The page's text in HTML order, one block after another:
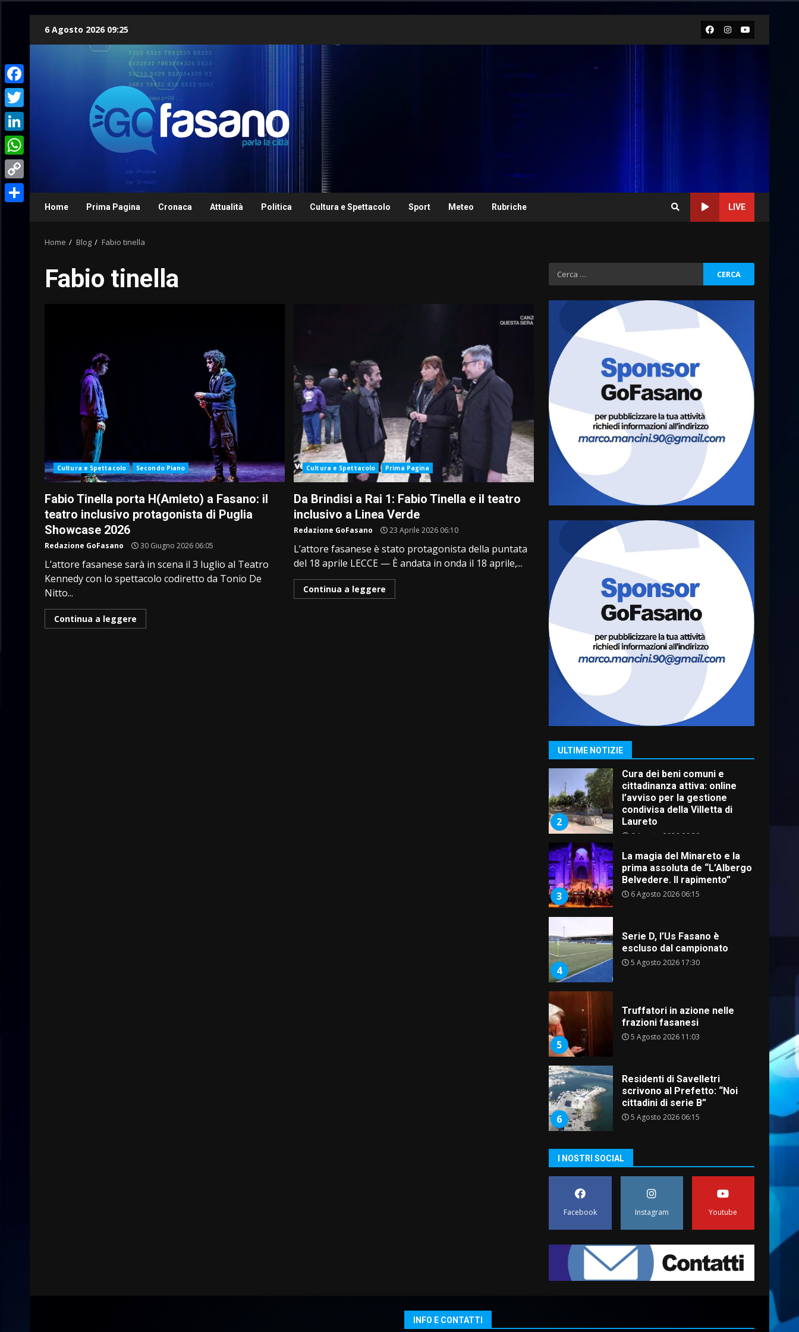
6 Agosto 2026 09:25 Facebook
Instagram
Youtube
Home Prima Pagina Cronaca Attualità Politica Cultura e Spettacolo Sport Meteo Rubriche LIVE
Home Blog Fabio tinella
Fabio tinella
Cultura e Spettacolo Secondo Piano
Fabio Tinella porta H(Amleto) a Fasano: il
teatro inclusivo protagonista di Puglia
Showcase 2026
Redazione GoFasano 30 Giugno 2026 06:05
L’attore fasanese sarà in scena il 3 luglio al Teatro
Kennedy con lo spettacolo codiretto da Tonio De
Nitto...
Continua a leggere
Cultura e Spettacolo Prima Pagina
Da Brindisi a Rai 1: Fabio Tinella e il teatro
inclusivo a Linea Verde
Redazione GoFasano 23 Aprile 2026 06:10
L’attore fasanese è stato protagonista della puntata
del 18 aprile LECCE — È andata in onda il 18 aprile,...
Continua a leggere
Ricerca
per:
ULTIME NOTIZIE
La magia del Minareto e la
prima assoluta de “L’Albergo
Belvedere. Il rapimento”
6 Agosto 2026 06:15
4
Serie D, l’Us Fasano è
escluso dal campionato
5 Agosto 2026 17:30
5
Truffatori in azione nelle
frazioni fasanesi
scrivono al Prefetto: “Noi
cittadini di serie B”
5 Agosto 2026 06:15
7
A Savelletri torna la Sagra del
Pesce Spada: appuntamento
a sabato 8 agosto
5 Agosto 2026 06:10
1
Grazia Neglia, coordinatrice
cittadina di Fratelli d’Italia,
pronta a tornare in Consiglio
2
Cura dei beni comuni e
cittadinanza attiva: online
l’avviso per la gestione
condivisa della Villetta di
Laureto
6 Agosto 2026 06:20
3
La magia del Minareto e la
prima assoluta de “L’Albergo
Belvedere. Il rapimento”
6 Agosto 2026 06:15
4
Serie D, l’Us Fasano è
escluso dal campionato
5 Agosto 2026 17:30
5
Truffatori in azione nelle
frazioni fasanesi
5 Agosto 2026 11:03
6
Residenti di Savelletri
scrivono al Prefetto: “Noi
cittadini di serie B”
5 Agosto 2026 06:15
Pesce Spada: appuntamento
a sabato 8 agosto
5 Agosto 2026 06:10
pronta a tornare in Consiglio
comunale
6 Agosto 2026 08:00
I NOSTRI SOCIAL
Facebook Instagram Youtube
INFO E CONTATTI
Facebook
Twitter
LinkedIn
WhatsApp
Copy